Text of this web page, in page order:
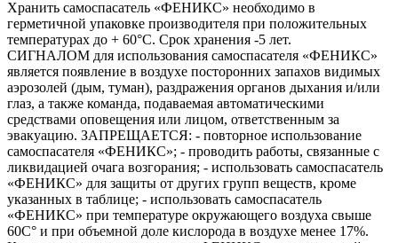
Хранить самоспасатель «ФЕНИКС» необходимо в
герметичной упаковке производителя при положительных
температурах до + 60°С. Срок хранения -5 лет.
СИГНАЛОМ для использования самоспасателя «ФЕНИКС»
является появление в воздухе посторонних запахов видимых
аэрозолей (дым, туман), раздражения органов дыхания и/или
глаз, а также команда, подаваемая автоматическими
средствами оповещения или лицом, ответственным за
эвакуацию. ЗАПРЕЩАЕТСЯ: - повторное использование
самоспасателя «ФЕНИКС»; - проводить работы, связанные с
ликвидацией очага возгорания; - использовать самоспасатель
«ФЕНИКС» для защиты от других групп веществ, кроме
указанных в таблице; - использовать самоспасатель
«ФЕНИКС» при температуре окружающего воздуха свыше
60С° и при объемной доле кислорода в воздухе менее 17%.